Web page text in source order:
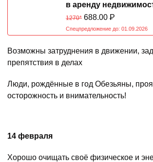
в аренду
Обезьяны 07.08-
1270* 688.00 Р
Спецпредложение до: 01.09.2026
Возможны затруднения в движении,
препятствия в делах
Люди, рождённые в год Обезьяны,
осторожность и внимательность!
14 февраля
Хорошо очищать своё физическое и